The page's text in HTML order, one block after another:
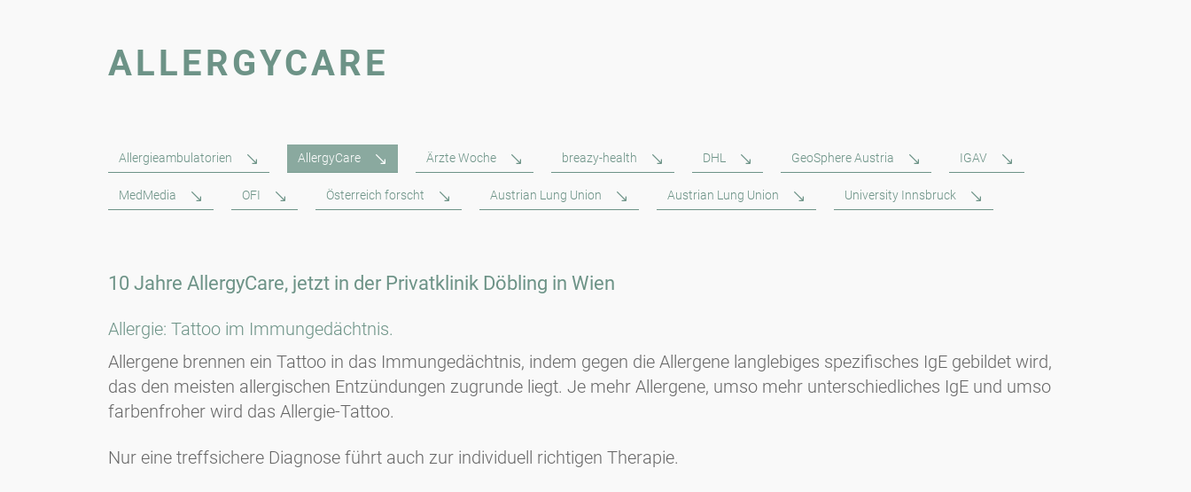
ALLERGYCARE
Allergieambulatorien AllergyCare Ärzte Woche breazy-health DHL GeoSphere Austria IGAV
MedMedia OFI Österreich forscht Austrian Lung Union Austrian Lung Union University Innsbruck
10 Jahre AllergyCare, jetzt in der Privatklinik Döbling in Wien
Allergie: Tattoo im Immungedächtnis.
Allergene brennen ein Tattoo in das Immungedächtnis, indem gegen die Allergene langlebiges spezifisches IgE gebildet wird,
das den meisten allergischen Entzündungen zugrunde liegt. Je mehr Allergene, umso mehr unterschiedliches IgE und umso
farbenfroher wird das Allergie-Tattoo.
Nur eine treffsichere Diagnose führt auch zur individuell richtigen Therapie.